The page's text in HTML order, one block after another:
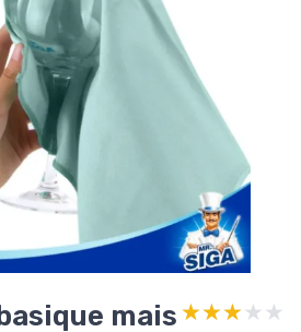
mais ★★★★★
★★★★★